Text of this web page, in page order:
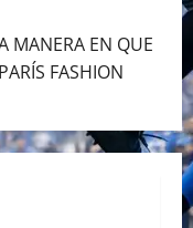
MANERA EN QUE
FASHION